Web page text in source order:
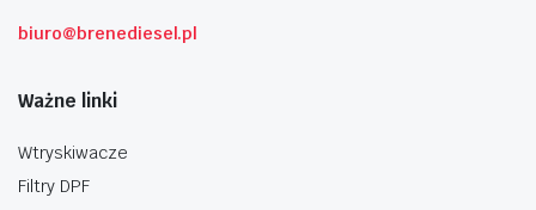
biuro@brenediesel.pl
Ważne linki
Wtryskiwacze
Filtry DPF